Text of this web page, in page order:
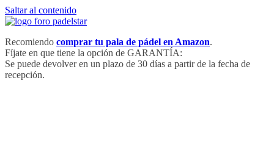
Saltar al contenido
Recomiendo comprar tu pala de pádel en Amazon.
Fíjate en que tiene la opción de GARANTÍA:
Se puede devolver en un plazo de 30 días a partir de la fecha de
recepción.